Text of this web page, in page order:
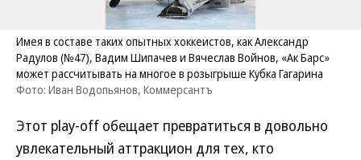
Имея в составе таких опытных хоккеистов, как Александр
Радулов (№47), Вадим Шипачев и Вячеслав Войнов, «Ак Барс»
может рассчитывать на многое в розыгрыше Кубка Гагарина
Фото: Иван Водопьянов, Коммерсантъ
Этот play-off обещает превратиться в довольно
увлекательный аттракцион для тех, кто